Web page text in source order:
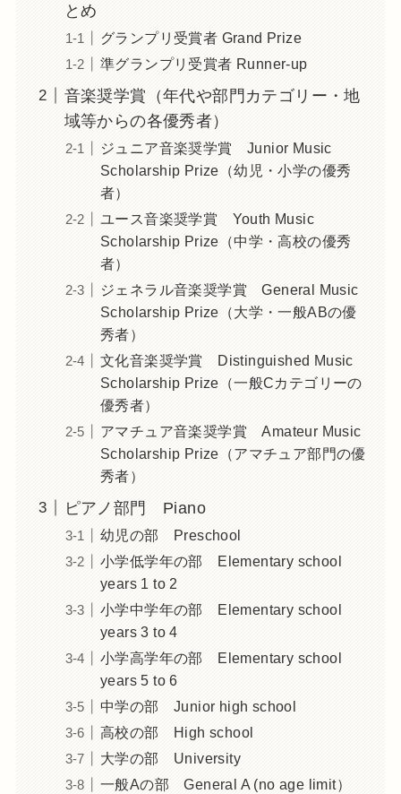
とめ
グランプリ受賞者 Grand Prize
準グランプリ受賞者 Runner-up
音楽奨学賞（年代や部門カテゴリー・地
域等からの各優秀者）
ジュニア音楽奨学賞 Junior Music
Scholarship Prize（幼児・小学の優秀
者）
ユース音楽奨学賞 Youth Music
Scholarship Prize（中学・高校の優秀
者）
ジェネラル音楽奨学賞 General Music
Scholarship Prize（大学・一般ABの優
秀者）
文化音楽奨学賞 Distinguished Music
Scholarship Prize（一般Cカテゴリーの
優秀者）
アマチュア音楽奨学賞 Amateur Music
Scholarship Prize（アマチュア部門の優
秀者）
ピアノ部門 Piano
幼児の部 Preschool
小学低学年の部 Elementary school
years 1 to 2
小学中学年の部 Elementary school
years 3 to 4
小学高学年の部 Elementary school
years 5 to 6
中学の部 Junior high school
高校の部 High school
大学の部 University
一般Aの部 General A (no age limit）